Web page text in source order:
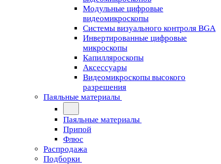
Модульные цифровые
видеомикроскопы
Cистемы визуального контроля BGA
Инвертированные цифровые
микроскопы
Капилляроскопы
Аксессуары
Видеомикроскопы высокого
разрешения
Паяльные материалы
Паяльные материалы
Припой
Флюс
Распродажа
Подборки